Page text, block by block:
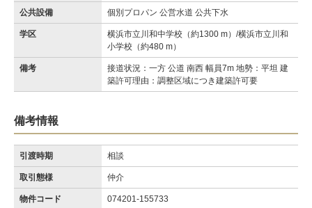
公共設備 個別プロパン 公営水道 公共下水
学区
横浜市立川和中学校（約1300 m）/横浜市立川和
小学校（約480 m）
備考
接道状況：一方 公道 南西 幅員7m 地勢：平坦 建
築許可理由：調整区域につき建築許可要
備考情報
引渡時期 相談
取引態様 仲介
物件コード 074201-155733